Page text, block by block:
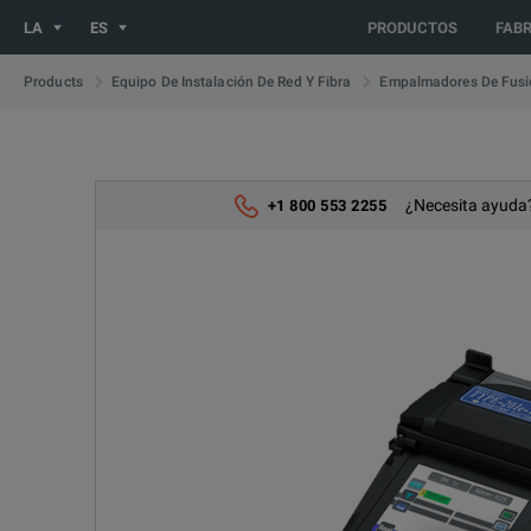
You are browsing the LATIN_ES site. Would you like to be
LA ES PRODUCTOS
Products Equipo De Instalación De Red Y Fibra Empalmadores De
+1 800 553 2255 ¿Necesita